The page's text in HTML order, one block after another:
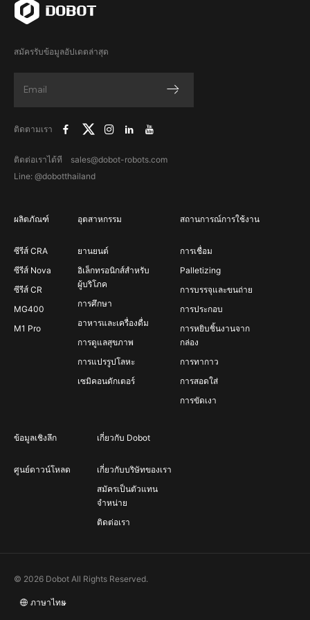
สมัครรับข้อมูลอัปเดตล่าสุด
ติดตามเรา
ติดต่อเราได้ที sales@dobot-robots.com
Line: @dobotthailand
ผลิตภัณฑ์
ซีรีส์ CRA
ซีรีส์ Nova
ซีรีส์ CR
MG400
M1 Pro
อุตสาหกรรม
ยานยนต์
อิเล็กทรอนิกส์สำหรับ
ผู้บริโภค
การศึกษา
อาหารและเครื่องดื่ม
การดูแลสุขภาพ
การแปรรูปโลหะ
เซมิคอนดักเตอร์
สถานการณ์การใช้งาน
การเชื่อม
Palletizing
การบรรจุและขนถ่าย
การประกอบ
การหยิบชิ้นงานจาก
กล่อง
การทากาว
การสอดใส่
การขัดเงา
ข้อมูลเชิงลึก
ศูนย์ดาวน์โหลด
เกี่ยวกับ Dobot
เกี่ยวกับบริษัทของเรา
สมัครเป็นตัวแทน
จำหน่าย
ติดต่อเรา
© 2026 Dobot All Rights Reserved.
ภาษาไทย